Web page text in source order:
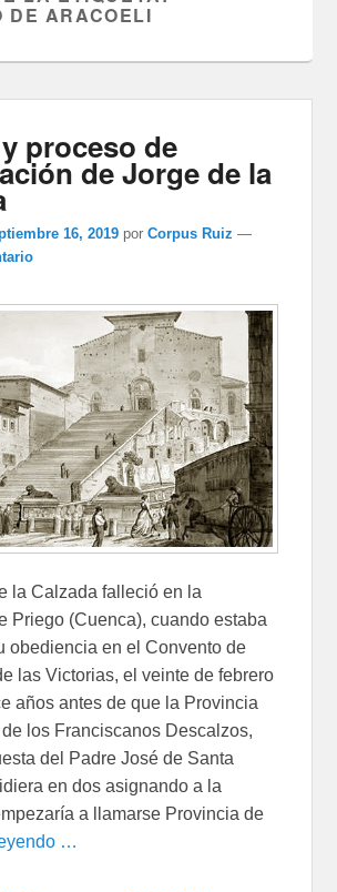
DE ARACOELI
proceso de
de Jorge de la
16, 2019 porCorpus Ruiz —
la Calzada falleció en la
Priego (Cuenca), cuando estaba
obediencia en el Convento de
las Victorias, el veinte de febrero
años antes de que la Provincia
los Franciscanos Descalzos,
del Padre José de Santa
en dos asignando a la
a llamarse Provincia de
…